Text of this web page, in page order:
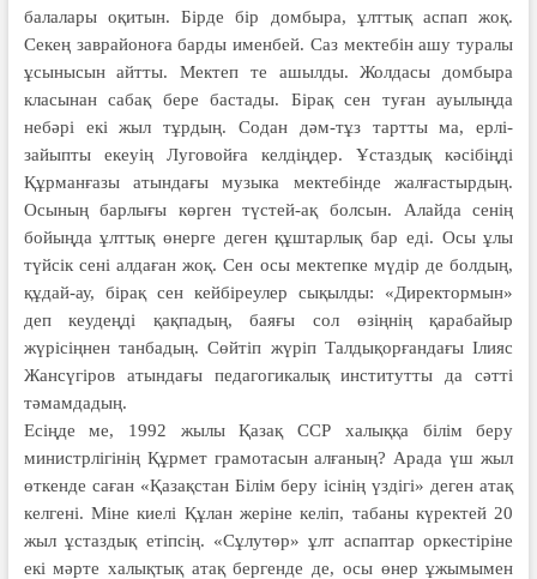
балалары оқитын. Бірде бір домбыра, ұлттық аспап жоқ.
Секең заврайоноға барды именбей. Саз мектебін ашу туралы
ұсынысын айтты. Мектеп те ашылды. Жолдасы домбыра
класынан сабақ бере бастады. Бірақ сен туған ауылыңда
небәрі екі жыл тұрдың. Содан дәм-тұз тартты ма, ерлі-
зайыпты екеуің Луговойға келдіңдер. Ұстаздық кәсібіңді
Құрманғазы атындағы музыка мектебінде жалғастырдың.
Осының барлығы көрген түстей-ақ болсын. Алайда сенің
бойыңда ұлттық өнерге деген құштарлық бар еді. Осы ұлы
түйсік сені алдаған жоқ. Сен осы мектепке мүдір де болдың,
құдай-ау, бірақ сен кейбіреулер сықылды: «Директормын»
деп кеудеңді қақпадың, баяғы сол өзіңнің қарабайыр
жүрісіңнен танбадың. Сөйтіп жүріп Талдықорғандағы Ілияс
Жансүгіров атындағы педагогикалық институтты да сәтті
тәмамдадың.
Есіңде ме, 1992 жылы Қазақ ССР халыққа білім беру
министрлігінің Құрмет грамотасын алғаның? Арада үш жыл
өткенде саған «Қазақстан Білім беру ісінің үздігі» деген атақ
келгені. Міне киелі Құлан жеріне келіп, табаны күректей 20
жыл ұстаздық етіпсің. «Сұлутөр» ұлт аспаптар оркестіріне
екі мәрте халықтық атақ бергенде де, осы өнер ұжымымен